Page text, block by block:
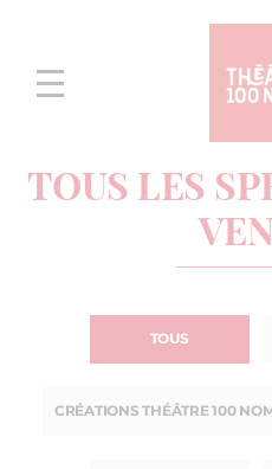
menu
TOUS LES
TOUS
CRÉATIONS THÉÂTRE 100